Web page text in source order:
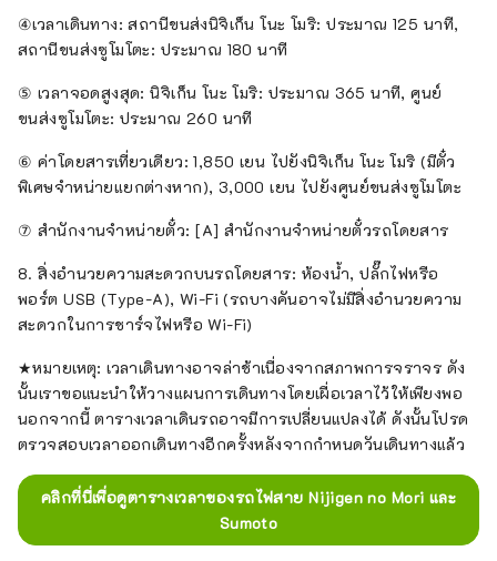
④เวลาเดินทาง: สถานีขนส่งนิจิเก็น โนะ โมริ: ประมาณ 125 นาที,
สถานีขนส่งซูโมโตะ: ประมาณ 180 นาที
⑤ เวลาจอดสูงสุด: นิจิเก็น โนะ โมริ: ประมาณ 365 นาที, ศูนย์
ขนส่งซูโมโตะ: ประมาณ 260 นาที
⑥ ค่าโดยสารเที่ยวเดียว: 1,850 เยน ไปยังนิจิเก็น โนะ โมริ (มีตั๋ว
พิเศษจำหน่ายแยกต่างหาก), 3,000 เยน ไปยังศูนย์ขนส่งซูโมโตะ
⑦ สำนักงานจำหน่ายตั๋ว: [A] สำนักงานจำหน่ายตั๋วรถโดยสาร
8. สิ่งอำนวยความสะดวกบนรถโดยสาร: ห้องน้ำ, ปลั๊กไฟหรือ
พอร์ต USB (Type-A), Wi-Fi (รถบางคันอาจไม่มีสิ่งอำนวยความ
สะดวกในการชาร์จไฟหรือ Wi-Fi)
★หมายเหตุ: เวลาเดินทางอาจล่าช้าเนื่องจากสภาพการจราจร ดัง
นั้นเราขอแนะนำให้วางแผนการเดินทางโดยเผื่อเวลาไว้ให้เพียงพอ
นอกจากนี้ ตารางเวลาเดินรถอาจมีการเปลี่ยนแปลงได้ ดังนั้นโปรด
ตรวจสอบเวลาออกเดินทางอีกครั้งหลังจากกำหนดวันเดินทางแล้ว
คลิกที่นี่เพื่อดูตารางเวลาของรถไฟสาย Nijigen no Mori และ
Sumoto